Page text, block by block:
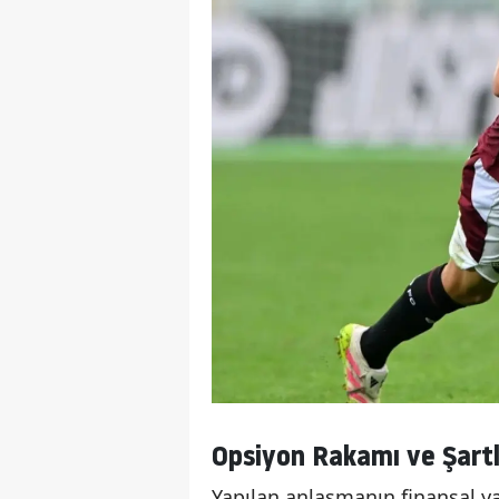
Opsiyon Rakamı ve